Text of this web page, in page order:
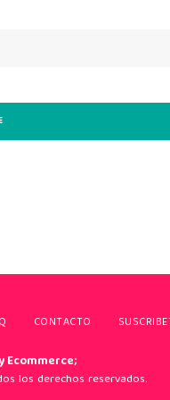
CONTACTO
Ecommerce;
los derechos reservados.